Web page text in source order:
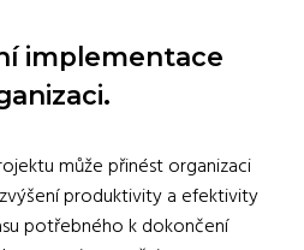
implementace
může přinést organizaci
produktivity a efektivity
potřebného k dokončení